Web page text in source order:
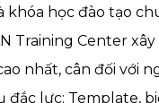
khóa học đào tạo
Training Center
nhất, cân đối với
đắc lực: Template,